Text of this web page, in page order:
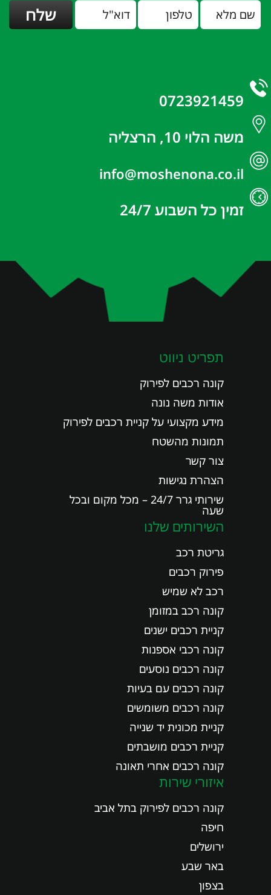
0723921459
משה הלוי 10, הרצליה
info@moshenona.co.il
זמין כל השבוע 24/7
תפריט ניווט
קונה רכבים לפירוק
אודות משה נונה
מידע מקצועי על קניית רכבים לפירוק
תמונות מהשטח
צור קשר
הצהרת נגישות
שירותי גרר 24/7 – מכל מקום ובכל
שעה
השירותים שלנו
גריטת רכב
פירוק רכבים
רכב לא שמיש
קונה רכב במזומן
קניית רכבים ישנים
קונה רכבי אספנות
קונה רכבים נוסעים
קונה רכבים עם בעיות
קונה רכבים משומשים
קניית מכונית יד שנייה
קניית רכבים מושבתים
קונה רכבים אחרי תאונה
איזורי שירות
קונה רכבים לפירוק בתל אביב
חיפה
ירושלים
באר שבע
בצפון